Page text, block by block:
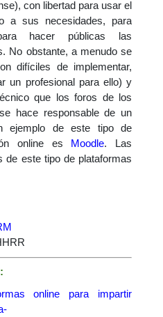
con libertad para usar el
a sus necesidades, para
hacer públicas las
No obstante, a menudo se
difíciles de implementar,
un profesional para ello) y
que los foros de los
hace responsable de un
ejemplo de este tipo de
online es Moodle. Las
de este tipo de plataformas
online para impartir